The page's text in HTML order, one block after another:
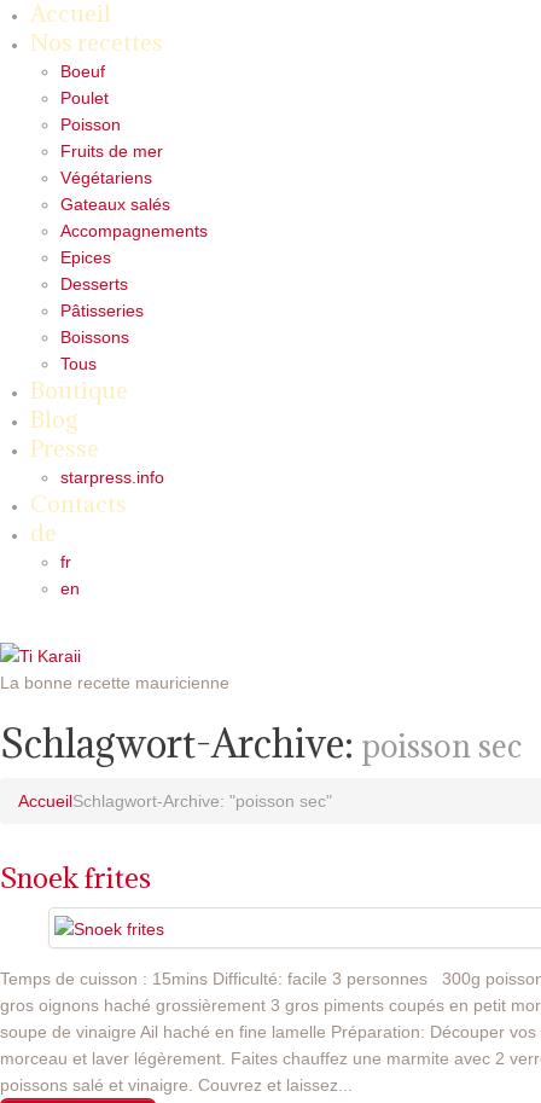
Accueil
Nos recettes
Boeuf
Poulet
Poisson
Fruits de mer
Végétariens
Gateaux salés
Accompagnements
Epices
Desserts
Pâtisseries
Boissons
Tous
Boutique
Blog
Presse
starpress.info
Contacts
de
fr
en
La bonne recette mauricienne
Schlagwort-Archive: poisson sec
AccueilSchlagwort-Archive: "poisson sec"
Snoek frites
Temps de cuisson : 15mins Difficulté: facile 3 personnes
300g
gros oignons haché grossièrement 3 gros piments coupés en petit
soupe de vinaigre Ail haché en fine lamelle Préparation: Découper
morceau et laver légèrement. Faites chauffez une marmite avec 2
poissons salé et vinaigre. Couvrez et laissez...